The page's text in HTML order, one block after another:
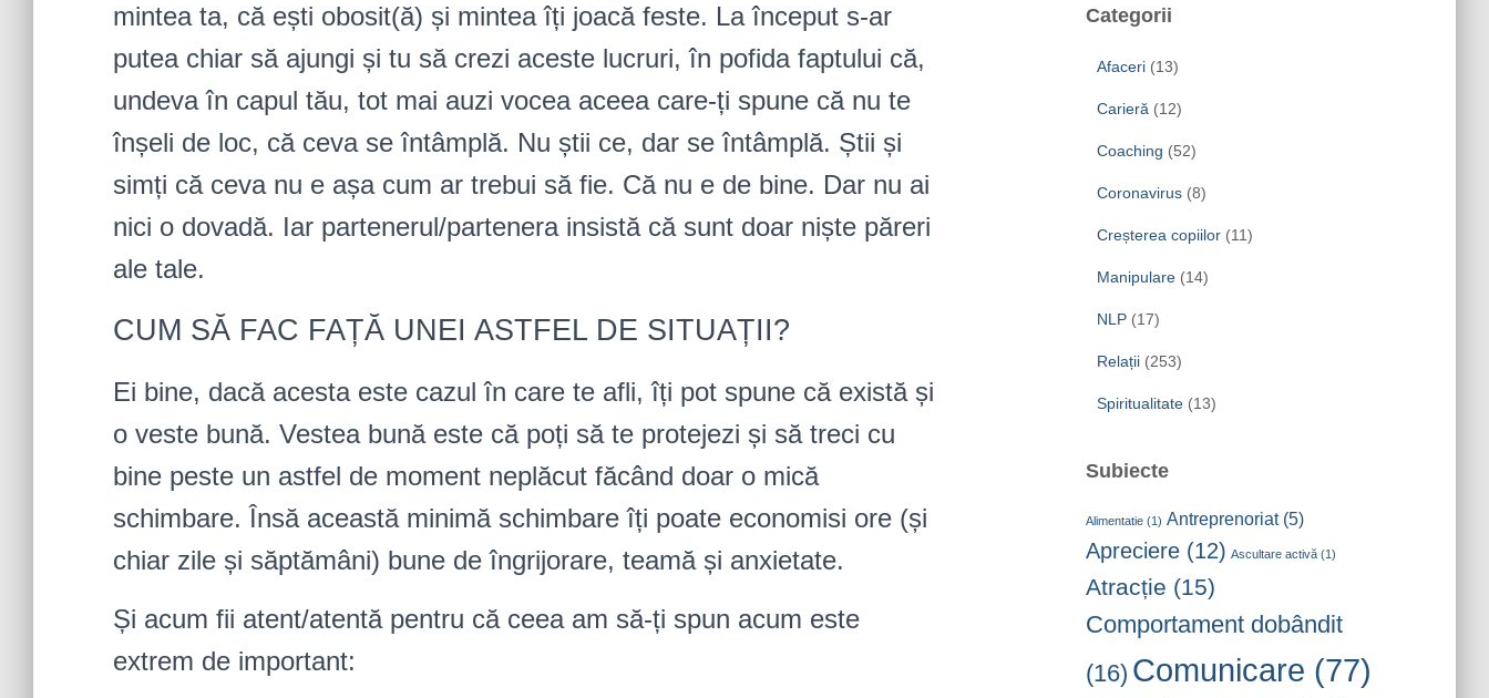
mintea ta, că ești obosit(ă) și mintea îți joacă feste. La început s-ar
putea chiar să ajungi și tu să crezi aceste lucruri, în pofida faptului că,
undeva în capul tău, tot mai auzi vocea aceea care-ți spune că nu te
înșeli de loc, că ceva se întâmplă. Nu știi ce, dar se întâmplă. Știi și
simți că ceva nu e așa cum ar trebui să fie. Că nu e de bine. Dar nu ai
nici o dovadă. Iar partenerul/partenera insistă că sunt doar niște păreri
ale tale.
CUM SĂ FAC FAȚĂ UNEI ASTFEL DE SITUAȚII?
Ei bine, dacă acesta este cazul în care te afli, îți pot spune că există și
o veste bună. Vestea bună este că poți să te protejezi și să treci cu
bine peste un astfel de moment neplăcut făcând doar o mică
schimbare. Însă această minimă schimbare îți poate economisi ore (și
chiar zile și săptămâni) bune de îngrijorare, teamă și anxietate.
Și acum fii atent/atentă pentru că ceea am să-ți spun acum este
extrem de important:
Categorii
Afaceri(13)
Carieră (12)
Coaching (52)
Coronavirus(8)
Creșterea copiilor(11)
Manipulare(14)
NLP(17)
Relații(253)
Spiritualitate(13)
Subiecte
Alimentatie(1) Antreprenoriat(5)
Apreciere(12) Ascultare activă(1)
Atracție (15)
Comportament dobândit
(16) Comunicare (77)